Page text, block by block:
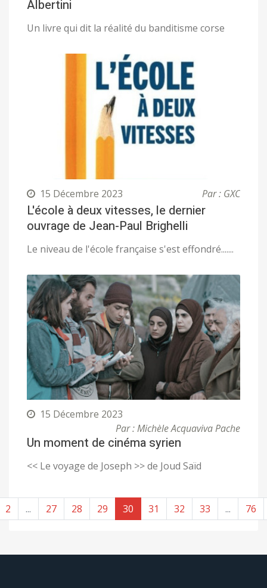
Albertini
Un livre qui dit la réalité du banditisme corse
15 Décembre 2023 Par : GXC
L'école à deux vitesses, le dernier
ouvrage de Jean-Paul Brighelli
Le niveau de l'école française s'est effondré.......
15 Décembre 2023
Par : Michèle Acquaviva Pache
Un moment de cinéma syrien
<< Le voyage de Joseph >> de Joud Saïd
2 ... 27 28 29 30 31 32 33 ... 76